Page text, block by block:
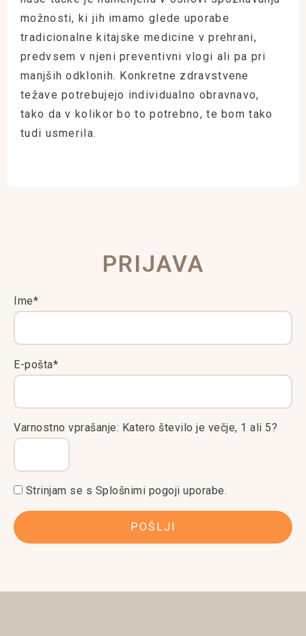
možnosti, ki jih imamo glede uporabe
tradicionalne kitajske medicine v prehrani,
predvsem v njeni preventivni vlogi ali pa pri
manjših odklonih. Konkretne zdravstvene
težave potrebujejo individualno obravnavo,
tako da v kolikor bo to potrebno, te bom tako
tudi usmerila.
PRIJAVA
Ime*
E-pošta*
Varnostno vprašanje: Katero število je večje, 1 ali 5?
Strinjam se s Splošnimi pogoji uporabe.